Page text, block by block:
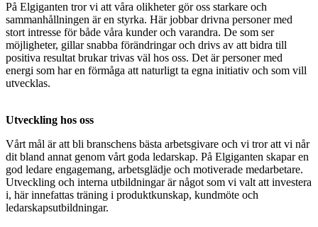
På Elgiganten tror vi att våra olikheter gör oss starkare och
sammanhållningen är en styrka. Här jobbar drivna personer med
stort intresse för både våra kunder och varandra. De som ser
möjligheter, gillar snabba förändringar och drivs av att bidra till
positiva resultat brukar trivas väl hos oss. Det är personer med
energi som har en förmåga att naturligt ta egna initiativ och som vill
utvecklas.
Utveckling hos oss
Vårt mål är att bli branschens bästa arbetsgivare och vi tror att vi når
dit bland annat genom vårt goda ledarskap. På Elgiganten skapar en
god ledare engagemang, arbetsglädje och motiverade medarbetare.
Utveckling och interna utbildningar är något som vi valt att investera
i, här innefattas träning i produktkunskap, kundmöte och
ledarskapsutbildningar.